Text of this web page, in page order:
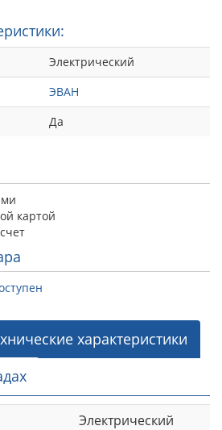
Электрический
ЭВАН
Да
картой
характеристики
Электрический